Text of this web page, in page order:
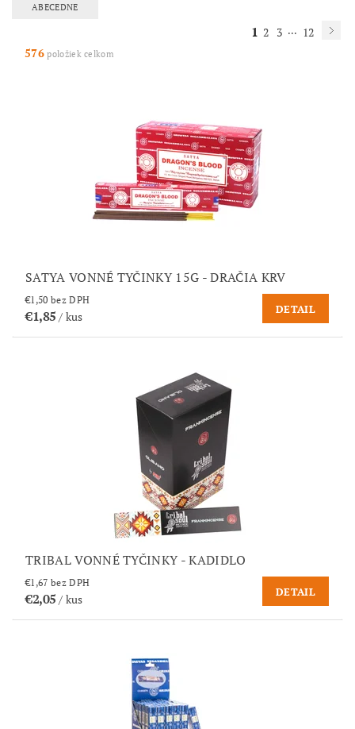
ABECEDNE
1 2 3 ... 12
576položiek celkom
SATYA VONNÉ TYČINKY 15G - DRAČIA KRV
€1,50 bez DPH
€1,85/ kus
DETAIL
TRIBAL VONNÉ TYČINKY - KADIDLO
€1,67 bez DPH
€2,05/ kus
DETAIL